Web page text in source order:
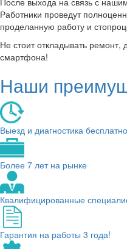
Работники проведут
проделанную работу и
Не стоит откладывать
смартфона!
Наши
Выезд и диагностика бесплатно
Более 7 лет на рынке
Квалифицированные
Гарантия на работы 3 года!